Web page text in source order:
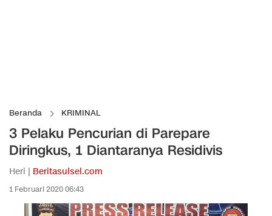
Beranda KRIMINAL
3 Pelaku Pencurian di Parepare
Diringkus, 1 Diantaranya Residivis
Heri | Beritasulsel.com
1 Februari 2020 06:43